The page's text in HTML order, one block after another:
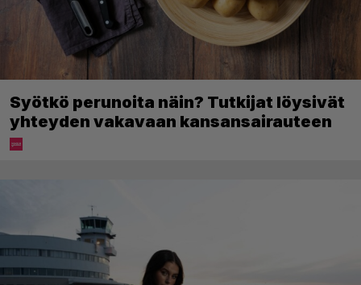
Syötkö perunoita näin? Tutkijat löysivät
yhteyden vakavaan kansansairauteen